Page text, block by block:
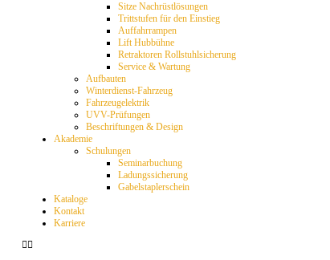
Sitze Nachrüstlösungen
Trittstufen für den Einstieg
Auffahrrampen
Lift Hubbühne
Retraktoren Rollstuhlsicherung
Service & Wartung
Aufbauten
Winterdienst-Fahrzeug
Fahrzeugelektrik
UVV-Prüfungen
Beschriftungen & Design
Akademie
Schulungen
Seminarbuchung
Ladungssicherung
Gabelstaplerschein
Kataloge
Kontakt
Karriere